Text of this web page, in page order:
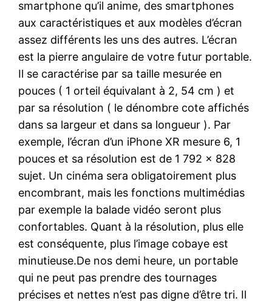
smartphone qu’il anime, des smartphones
aux caractéristiques et aux modèles d’écran
assez différents les uns des autres. L’écran
est la pierre angulaire de votre futur portable.
Il se caractérise par sa taille mesurée en
pouces ( 1 orteil équivalant à 2, 54 cm ) et
par sa résolution ( le dénombre cote affichés
dans sa largeur et dans sa longueur ). Par
exemple, l’écran d’un iPhone XR mesure 6, 1
pouces et sa résolution est de 1 792 x 828
sujet. Un cinéma sera obligatoirement plus
encombrant, mais les fonctions multimédias
par exemple la balade vidéo seront plus
confortables. Quant à la résolution, plus elle
est conséquente, plus l’image cobaye est
minutieuse.De nos demi heure, un portable
qui ne peut pas prendre des tournages
précises et nettes n’est pas digne d’être tri. Il